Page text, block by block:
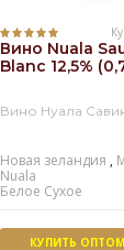
Вино Nuala
Blanc 12,5%
Вино Нуала
Новая зеландия ,
Nuala
Белое Сухое
КУПИТЬ ОПТОМ